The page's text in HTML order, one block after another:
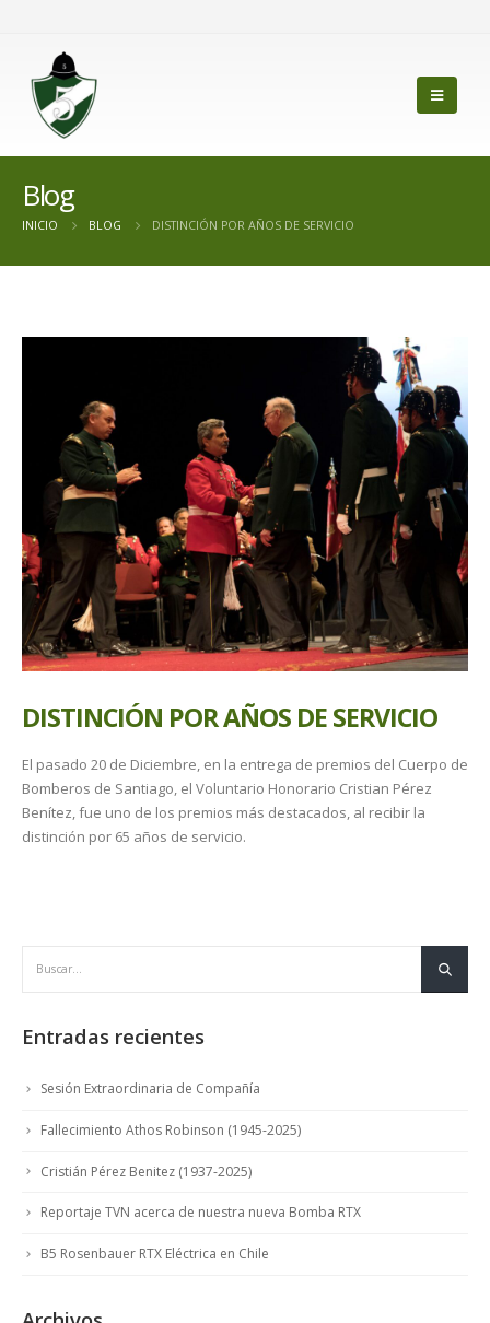
Blog
INICIO BLOG DISTINCIÓN POR AÑOS DE SERVICIO
DISTINCIÓN POR AÑOS DE SERVICIO
El pasado 20 de Diciembre, en la entrega de premios del Cuerpo de
Bomberos de Santiago, el Voluntario Honorario Cristian Pérez
Benítez, fue uno de los premios más destacados, al recibir la
distinción por 65 años de servicio.
Entradas recientes
Sesión Extraordinaria de Compañía
Fallecimiento Athos Robinson (1945-2025)
Cristián Pérez Benitez (1937-2025)
Reportaje TVN acerca de nuestra nueva Bomba RTX
B5 Rosenbauer RTX Eléctrica en Chile